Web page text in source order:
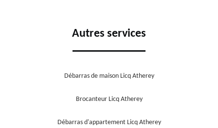
Autres services
Débarras de maison Licq Atherey
Brocanteur Licq Atherey
Débarras d'appartement Licq Atherey